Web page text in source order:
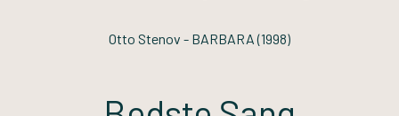
Otto Stenov - BARBARA(1998)